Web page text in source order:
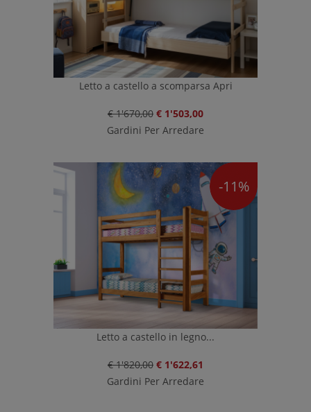
Letto a castello a scomparsa Apri
€ 1'670,00 € 1'503,00
Gardini Per Arredare
-11%
Letto a castello in legno...
€ 1'820,00 € 1'622,61
Gardini Per Arredare